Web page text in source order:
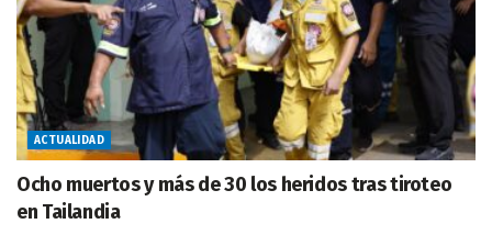
ACTUALIDAD
Ocho muertos y más de 30 los heridos tras tiroteo
en Tailandia